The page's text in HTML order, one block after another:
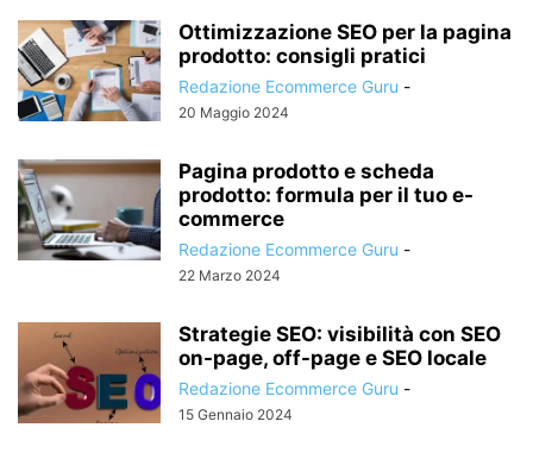
Ottimizzazione SEO per la pagina
prodotto: consigli pratici
Redazione Ecommerce Guru -
20 Maggio 2024
Pagina prodotto e scheda
prodotto: formula per il tuo e-
commerce
Redazione Ecommerce Guru -
22 Marzo 2024
Strategie SEO: visibilità con SEO
on-page, off-page e SEO locale
Redazione Ecommerce Guru -
15 Gennaio 2024